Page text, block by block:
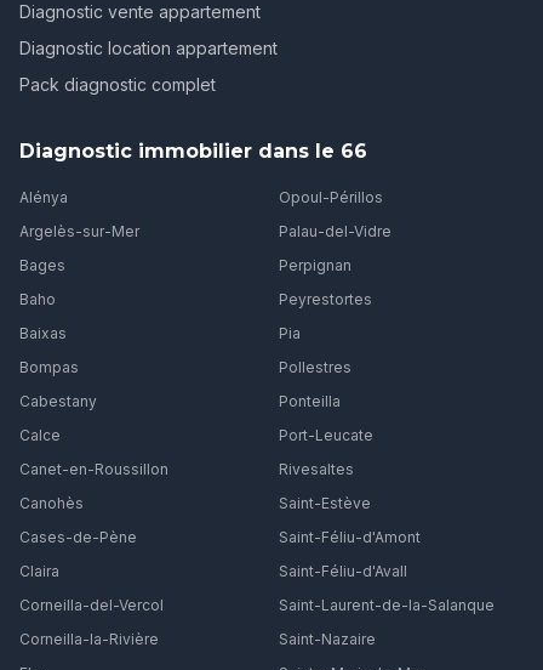
Diagnostic vente appartement
Diagnostic location appartement
Pack diagnostic complet
Diagnostic immobilier dans le 66
Alénya
Argelès-sur-Mer
Bages
Baho
Baixas
Bompas
Cabestany
Calce
Canet-en-Roussillon
Canohès
Cases-de-Pène
Claira
Corneilla-del-Vercol
Corneilla-la-Rivière
Opoul-Périllos
Palau-del-Vidre
Perpignan
Peyrestortes
Pia
Pollestres
Ponteilla
Port-Leucate
Rivesaltes
Saint-Estève
Saint-Féliu-d'Amont
Saint-Féliu-d'Avall
Saint-Laurent-de-la-Salanque
Saint-Nazaire